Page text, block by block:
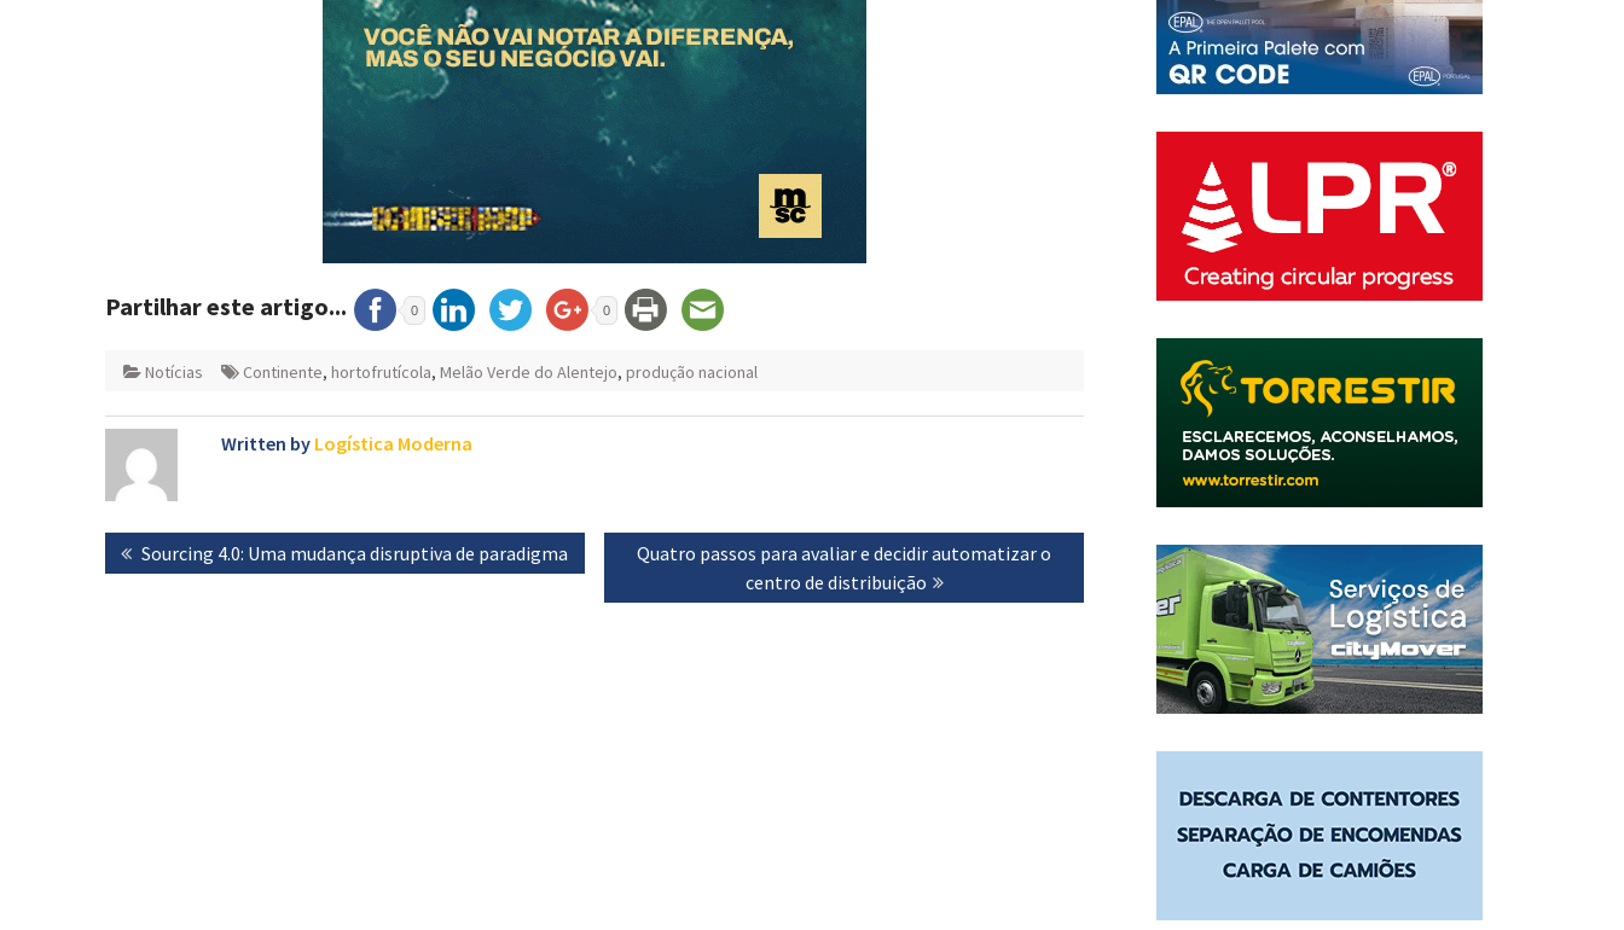
Partilhar este artigo... 0 0
Notícias Continente, hortofrutícola, Melão Verde do Alentejo, produção nacional
Written by Logística Moderna
Navegação
de Previous
post:
Sourcing 4.0: Uma mudança disruptiva de paradigma
Next
Quatro passos para avaliar e decidir automatizar o
centro de distribuição